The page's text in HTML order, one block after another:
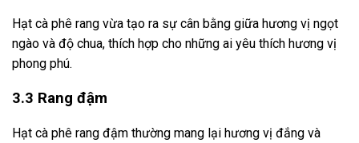
Hạt cà phê rang vừa tạo ra sự cân bằng giữa hương vị ngọt
ngào và độ chua, thích hợp cho những ai yêu thích hương vị
phong phú.
3.3 Rang đậm
Hạt cà phê rang đậm thường mang lại hương vị đắng và